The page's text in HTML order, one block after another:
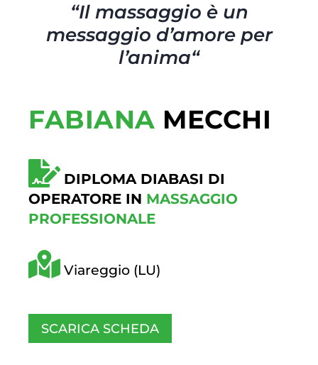
“Il massaggio è un
messaggio d’amore per
l’anima“
FABIANA MECCHI
DIPLOMA DIABASI DI
OPERATORE IN MASSAGGIO
PROFESSIONALE
Viareggio (LU)
SCARICA SCHEDA